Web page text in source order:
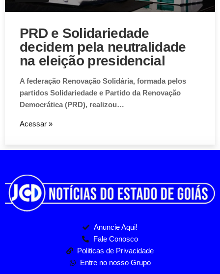
PRD e Solidariedade
decidem pela neutralidade
na eleição presidencial
A federação Renovação Solidária, formada pelos
partidos Solidariedade e Partido da Renovação
Democrática (PRD), realizou…
Acessar »
Anuncie Aqui!
Fale Conosco
Politicas de Privacidade
Entre no nosso Grupo